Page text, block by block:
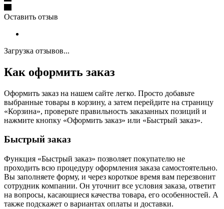
Оставить отзыв
Загрузка отзывов...
Как оформить заказ
Оформить заказ на нашем сайте легко. Просто добавьте
выбранные товары в корзину, а затем перейдите на страницу
«Корзина», проверьте правильность заказанных позиций и
нажмите кнопку «Оформить заказ» или «Быстрый заказ».
Быстрый заказ
Функция «Быстрый заказ» позволяет покупателю не
проходить всю процедуру оформления заказа самостоятельно.
Вы заполняете форму, и через короткое время вам перезвонит
сотрудник компании. Он уточнит все условия заказа, ответит
на вопросы, касающиеся качества товара, его особенностей. А
также подскажет о вариантах оплаты и доставки.